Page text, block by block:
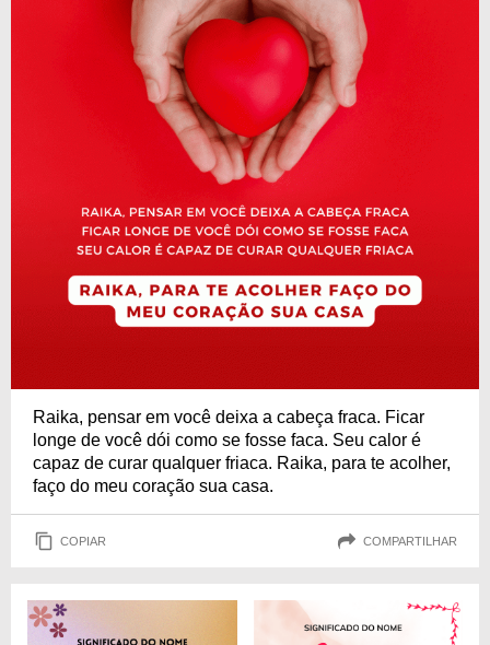
Raika, pensar em você deixa a cabeça fraca. Ficar
longe de você dói como se fosse faca. Seu calor é
capaz de curar qualquer friaca. Raika, para te acolher,
faço do meu coração sua casa.
COPIAR COMPARTILHAR